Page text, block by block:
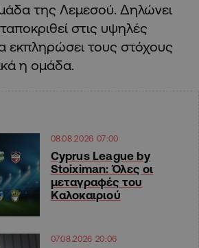
της Λεμεσού. Δηλώνει
στις υψηλές
εκπληρώσει τους στόχους
η ομάδα.
08.08.2026 07:00
Cyprus League by
Stoiximan: Όλες οι
μεταγραφές του
Καλοκαιριού
07.08.2026 20:06